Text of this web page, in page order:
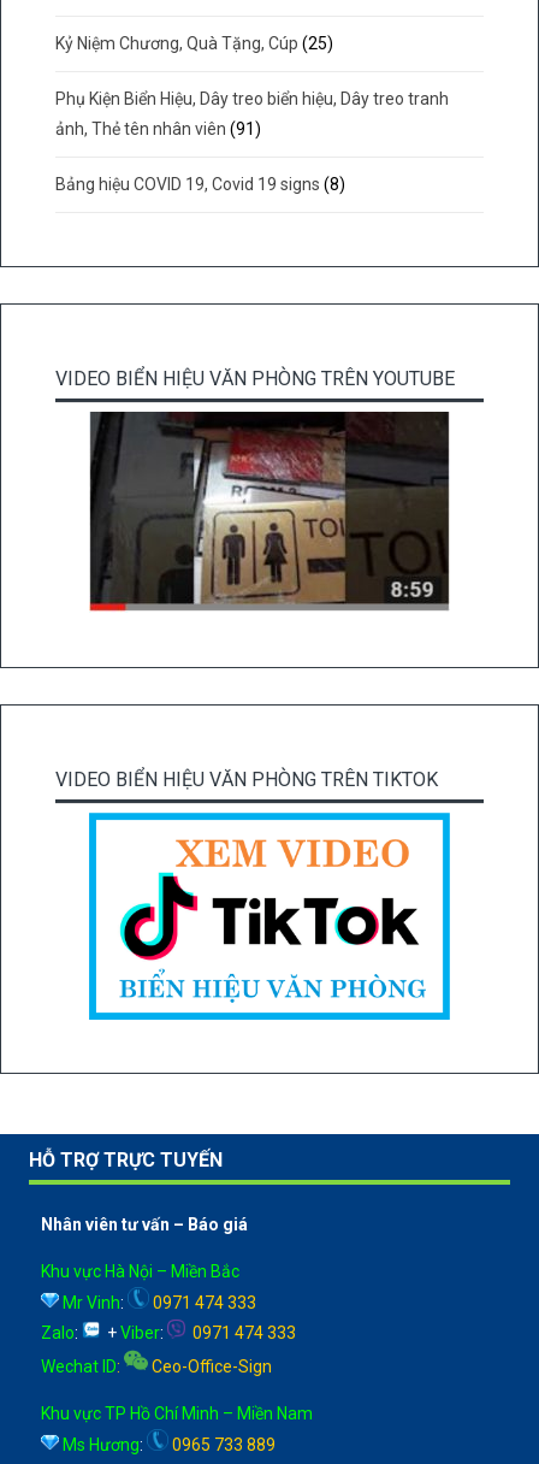
Kỷ Niệm Chương, Quà Tặng, Cúp (25)
Phụ Kiện Biển Hiệu, Dây treo biển hiệu, Dây treo tranh
ảnh, Thẻ tên nhân viên (91)
Bảng hiệu COVID 19, Covid 19 signs (8)
VIDEO BIỂN HIỆU VĂN PHÒNG TRÊN YOUTUBE
VIDEO BIỂN HIỆU VĂN PHÒNG TRÊN TIKTOK
HỖ TRỢ TRỰC TUYẾN
Nhân viên tư vấn – Báo giá
Khu vực Hà Nội – Miền Bắc
Mr Vinh:
0971 474 333
Zalo: +Viber:
0971 474 333
Wechat ID: Ceo-Office-Sign
Khu vực TP Hồ Chí Minh – Miền Nam
Ms Hương: 0965 733 889